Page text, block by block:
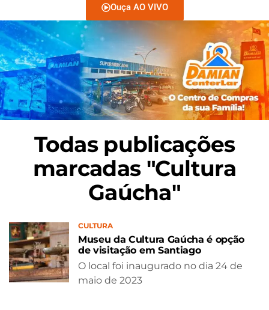
Ouça AO VIVO
Todas publicações
marcadas "Cultura
Gaúcha"
CULTURA
Museu da Cultura Gaúcha é opção
de visitação em Santiago
O local foi inaugurado no dia 24 de
maio de 2023